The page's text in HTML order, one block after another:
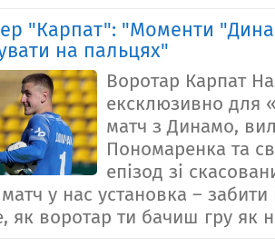
"Карпат": "Моменти
на пальцях"
Воротар Карпат
ексклюзивно для
матч з Динамо,
Пономаренка та
епізод зі
у нас установка –
як воротар ти бачиш гру як